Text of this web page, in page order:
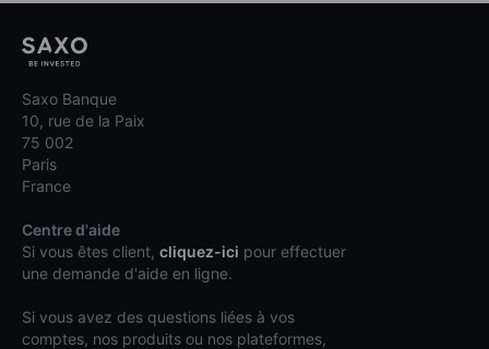
Saxo Banque
10, rue de la Paix
75 002
Paris
France
Centre d'aide
Si vous êtes client, cliquez-ici pour effectuer
une demande d'aide en ligne.
Si vous avez des questions liées à vos
comptes, nos produits ou nos plateformes,